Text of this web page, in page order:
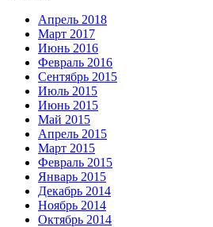
Апрель 2018
Март 2017
Июнь 2016
Февраль 2016
Сентябрь 2015
Июль 2015
Июнь 2015
Май 2015
Апрель 2015
Март 2015
Февраль 2015
Январь 2015
Декабрь 2014
Ноябрь 2014
Октябрь 2014